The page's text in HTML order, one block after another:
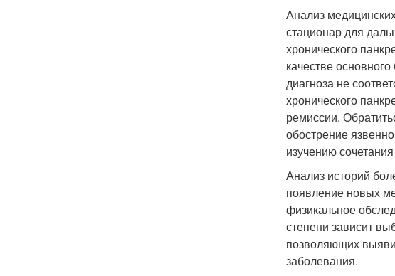
Анализ
стационар для
хронического
качестве
диагноза не
хронического
ремиссии.
обострение
изучению
Анализ историй
появление новых
физикальное
степени зависит
позволяющих
заболевания.